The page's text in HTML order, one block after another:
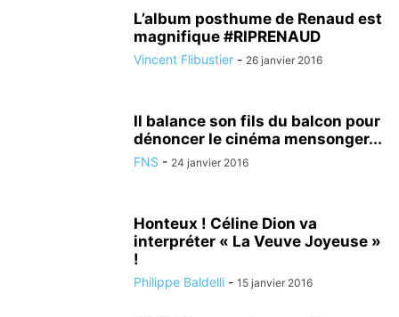
L’album posthume de Renaud est
magnifique #RIPRENAUD
Vincent Flibustier - 26 janvier 2016
Il balance son fils du balcon pour
dénoncer le cinéma mensonger...
FNS - 24 janvier 2016
Honteux ! Céline Dion va
interpréter « La Veuve Joyeuse »
!
Philippe Baldelli - 15 janvier 2016